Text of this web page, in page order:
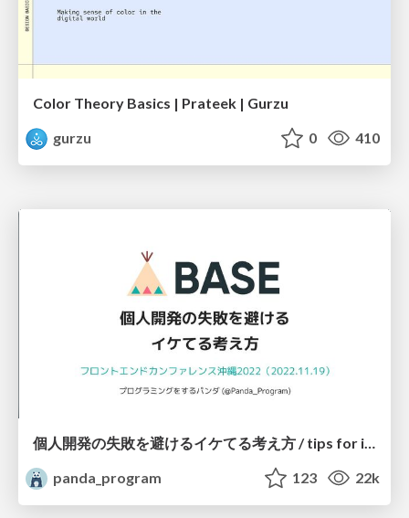
Color Theory Basics | Prateek | Gurzu
gurzu
0 410
個人開発の失敗を避けるイケてる考え方 / tips for indie hackers
panda_program
123 22k